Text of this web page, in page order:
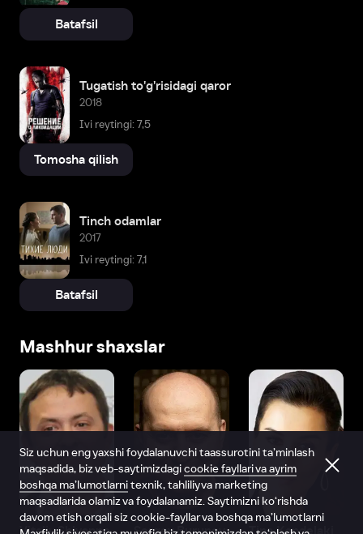
Batafsil
Tugatish to'g'risidagi qaror
2018
Ivi reytingi: 7,5
Tomosha qilish
Tinch odamlar
2017
Ivi reytingi: 7,1
Batafsil
Mashhur shaxslar
Vitaliy Shlyappo Sergey Burunov Tina Kandelaki
Siz uchun eng yaxshi foydalanuvchi taassurotini ta’minlash
maqsadida, biz veb-saytimizdagicookie fayllari va ayrim
boshqa ma’lumotlarnitexnik, tahliliy va marketing
maqsadlarida olamiz va foydalanamiz. Saytimizni ko‘rishda
davom etish orqali siz cookie-fayllar va boshqa ma’lumotlarni